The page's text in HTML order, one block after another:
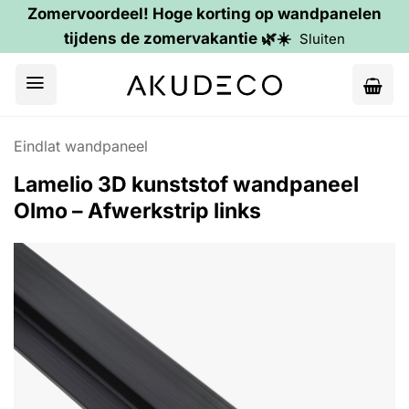
Zomervoordeel! Hoge korting op wandpanelen
tijdens de zomervakantie 🌿☀️ Sluiten
naar
Eindlat wandpaneel
Lamelio 3D kunststof wandpaneel
Olmo – Afwerkstrip links